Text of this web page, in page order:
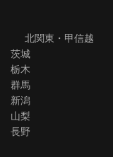
北関東・甲信越
茨城
栃木
群馬
新潟
山梨
長野